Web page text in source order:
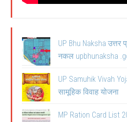
UP Bhu Naksha उत्तर
नकल upbhunaksha
UP Samuhik Vivah
सामूहिक विवाह योजना
MP Ration Card List